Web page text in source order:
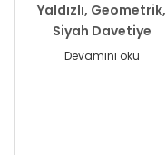
Yaldızlı, Geometrik,
Siyah Davetiye
Devamını oku